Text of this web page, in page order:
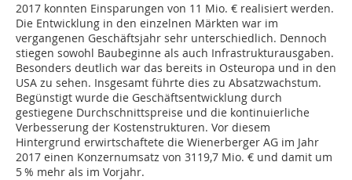
2017 konnten Einsparungen von 11 Mio. € realisiert werden.
Die Entwicklung in den einzelnen Märkten war im
vergangenen Geschäftsjahr sehr unterschiedlich. Dennoch
stiegen sowohl Baubeginne als auch Infrastrukturausgaben.
Besonders deutlich war das bereits in Osteuropa und in den
USA zu sehen. Insgesamt führte dies zu Absatzwachstum.
Begünstigt wurde die Geschäftsentwicklung durch
gestiegene Durchschnittspreise und die kontinuierliche
Verbesserung der Kostenstrukturen. Vor diesem
Hintergrund erwirtschaftete die Wienerberger AG im Jahr
2017 einen Konzernumsatz von 3119,7 Mio. € und damit um
5 % mehr als im Vorjahr.